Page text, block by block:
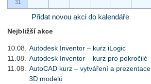
31
Přidat novou akci do kalendáře
Nejbližší akce
10.08.
Autodesk Inventor – kurz iLogic
11.08.
Autodesk Inventor – kurz pro pokročilé
11.08.
AutoCAD kurz – vytváření a prezentace
3D modelů